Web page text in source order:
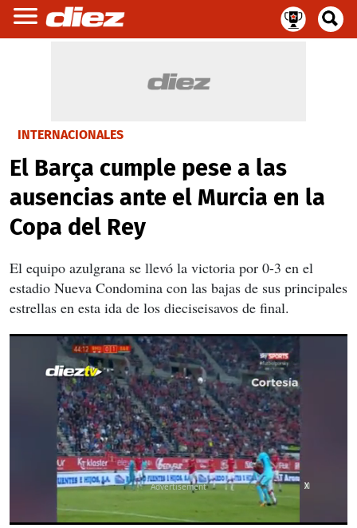
INTERNACIONALES
El Barça cumple pese a las
ausencias ante el Murcia en la
Copa del Rey
El equipo azulgrana se llevó la victoria por 0-3 en el
estadio Nueva Condomina con las bajas de sus principales
estrellas en esta ida de los dieciseisavos de final.
X
X
X